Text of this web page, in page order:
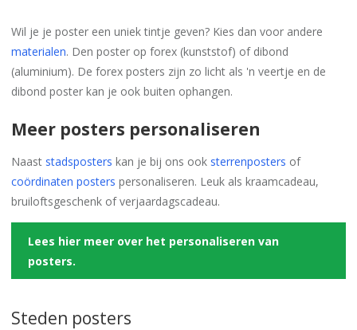
Wil je je poster een uniek tintje geven? Kies dan voor andere
materialen. Den poster op forex (kunststof) of dibond
(aluminium). De forex posters zijn zo licht als 'n veertje en de
dibond poster kan je ook buiten ophangen.
Meer posters personaliseren
Naast stadsposters kan je bij ons ook sterrenposters of
coördinaten posters personaliseren. Leuk als kraamcadeau,
bruiloftsgeschenk of verjaardagscadeau.
Lees hier meer over het personaliseren van
posters.
Steden posters